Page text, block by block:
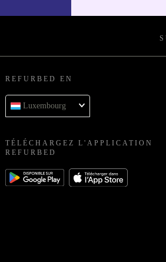
REFURBED EN
Luxembourg
TÉLÉCHARGEZ L'APPLICATION
REFURBED